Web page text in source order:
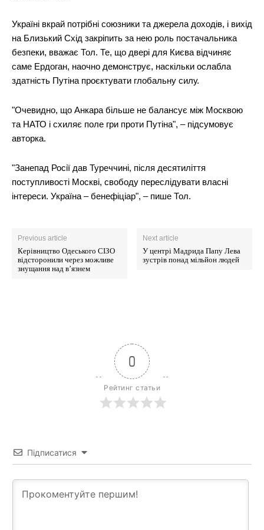
Україні вкрай потрібні союзники та джерела доходів, і вихід
на Близький Схід закріпить за нею роль постачальника
безпеки, вважає Тол. Те, що двері для Києва відчиняє
саме Ердоган, наочно демонструє, наскільки ослабла
здатність Путіна проєктувати глобальну силу.
"Очевидно, що Анкара більше не балансує між Москвою
та НАТО і схиляє поле гри проти Путіна", – підсумовує
авторка.
"Занепад Росії дав Туреччині, після десятиліття
поступливості Москві, свободу переслідувати власні
інтереси. Україна – бенефіціар", – пише Тол.
Previous article
Керівництво Одеського СІЗО
відсторонили через можливе
знущання над в’язнем
Next article
У центрі Мадрида Папу Лева
зустрів понад мільйон людей
0
Рейтинг статьи
Підписатися